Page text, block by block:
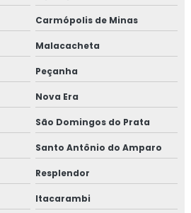
Carmópolis de Minas
Malacacheta
Peçanha
Nova Era
São Domingos do Prata
Santo Antônio do Amparo
Resplendor
Itacarambi